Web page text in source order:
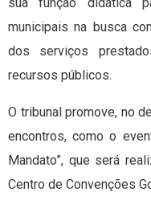
municipais na busca
dos serviços
recursos públicos.
O tribunal promove, no
encontros, como o
Mandato”, que será
Centro de Convenções